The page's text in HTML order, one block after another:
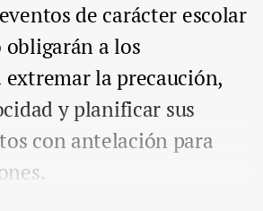
de carácter escolar
a los
extremar la precaución,
y planificar sus
con antelación para